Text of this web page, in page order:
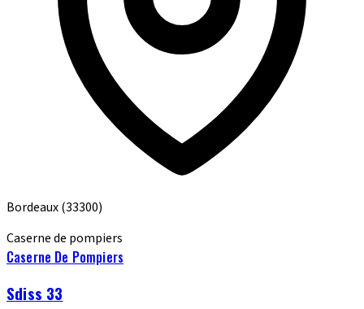
Bordeaux(33300)
Caserne de pompiers
Caserne De Pompiers
Sdiss 33